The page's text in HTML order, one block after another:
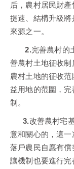
后，農村居民財
提速、結構升級
來源之一。
2.完善農村的
善農村土地征收
農村土地的征收
益用地的范圍，
制。
3.改善農村宅
意和關心的，這
落戶農民自愿有
讓機制也要進行